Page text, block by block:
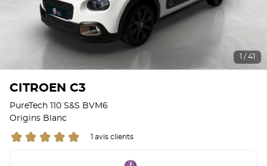
1 / 41
CITROEN C3
PureTech 110 S&S BVM6
Origins Blanc
1 avis clients